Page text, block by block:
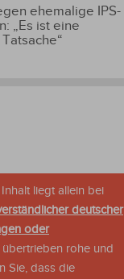
ehemalige IPS-
„Es ist eine
liegt allein bei
deutscher
oder
rohe und
Sie, dass die